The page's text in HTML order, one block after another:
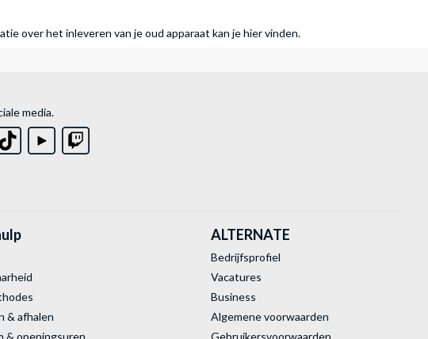
over het inleveren van je oud apparaat kan je hier vinden.
media.
& afhalen
ALTERNATE
Bedrijfsprofiel
Vacatures
Business
Algemene voorwaarden